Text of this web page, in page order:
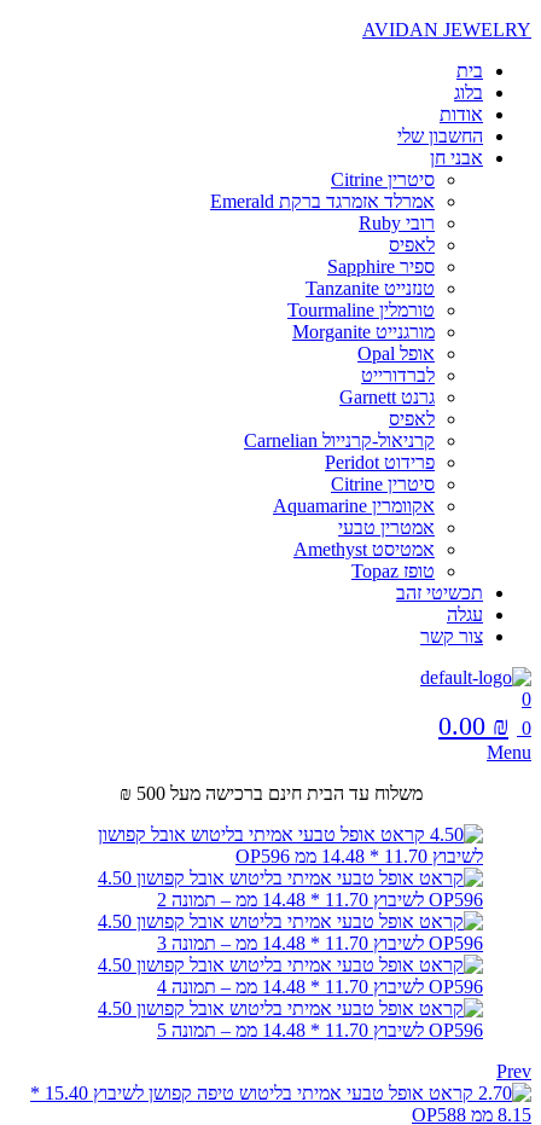
AVIDAN JEWELRY
בית
בלוג
אודות
החשבון שלי
אבני חן
סיטרין Citrine
אמרלד אזמרגד ברקת Emerald
רובי Ruby
לאפיס
ספיר Sapphire
טנזנייט Tanzanite
טורמלין Tourmaline
מורגנייט Morganite
אופל Opal
לברדורייט
גרנט Garnett
לאפיס
קרניאול-קרנייול Carnelian
פרידוט Peridot
סיטרין Citrine
אקוומרין Aquamarine
אמטרין טבעי
אמטיסט Amethyst
טופז Topaz
תכשיטי זהב
עגלה
צור קשר
0
0
0.00 ₪
Menu
משלוח עד הבית חינם ברכישה מעל 500 ₪
Prev